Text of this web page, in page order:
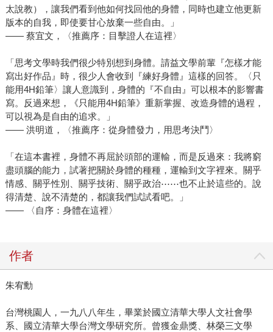
太說教），讓我們看到他如何找回他的身體，同時也建立他更新
版本的自我，即使要甘心放棄一些自由。」
—— 蔡宜文，〈推薦序：目擊證人在這裡〉
「思考文學時我們很少特別想到身體。請益文學前輩『怎樣才能
寫出好作品』時，很少人會收到『練好身體』這樣的回答。〈只
能用4H鉛筆〉讓人意識到，身體的『不自由』可以根本的影響書
寫。反過來想，《只能用4H鉛筆》重新掌握、改造身體的過程，
可以視為是自由的追求。」
—— 洪明道，〈推薦序：從身體發力，用思考決鬥〉
「在這本書裡，身體不再屈於頭部的運輸，而是反過來：我將窮
盡頭腦的能力，試著把關於身體的種種，運輸到文字裡來。關乎
情感、關乎性別、關乎技術、關乎政治⋯⋯也不止於這些的。說
得清楚、說不清楚的，都讓我們試試看吧。」
—— 〈自序：身體在這裡〉
作者
朱宥勳
台灣桃園人，一九八八年生，畢業於國立清華大學人文社會學
系、國立清華大學台灣文學研究所。曾獲金鼎獎、林榮三文學